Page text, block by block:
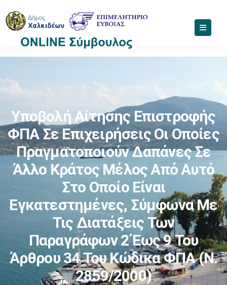
Υποβολή Αίτησης Επιστροφής
ΦΠΑ Σε Επιχειρήσεις Οι Οποίες
Πραγματοποιούν Δαπάνες Σε
Άλλο Κράτος Μέλος Από Αυτό
Στο Οποίο Είναι
Εγκατεστημένες, Σύμφωνα Με
Τις Διατάξεις Των
Παραγράφων 2 Έως 9 Του
Άρθρου 34 Του Κώδικα ΦΠΑ (ν.
2859/2000)